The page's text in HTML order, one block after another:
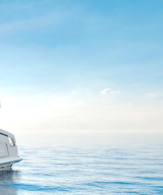
Piyasa Değerini